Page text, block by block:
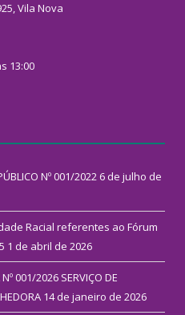
Vila Nova
13:00
Nº 001/2022 6 de julho de
Racial referentes ao Fórum
1 de abril de 2026
001/2026 SERVIÇO DE
14 de janeiro de 2026